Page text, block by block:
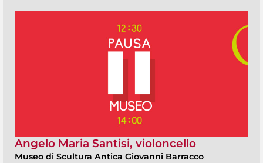
Angelo Maria Santisi, violoncello
Museo di Scultura Antica Giovanni Barracco